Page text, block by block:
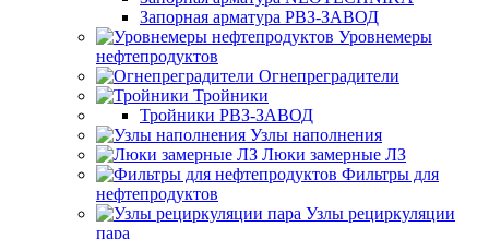
Запорная арматура РВЗ-ЗАВОД
Уровнемеры
нефтепродуктов
Огнепреградители
Тройники
Тройники РВЗ-ЗАВОД
Узлы наполнения
Люки замерные ЛЗ
Фильтры для
нефтепродуктов
Узлы рециркуляции
пара